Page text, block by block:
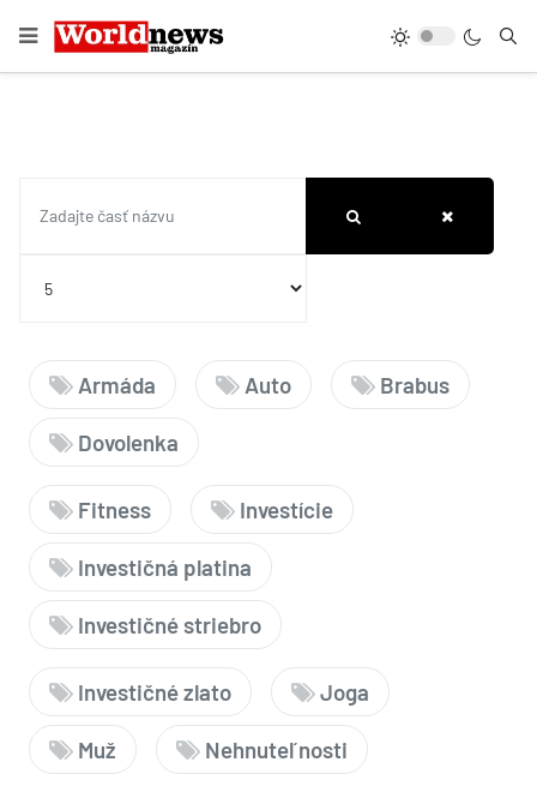
Armáda Auto Brabus
Dovolenka
Fitness Investície
Investičná platina
Investičné striebro
Investičné zlato Joga
Muž Nehnuteľnosti